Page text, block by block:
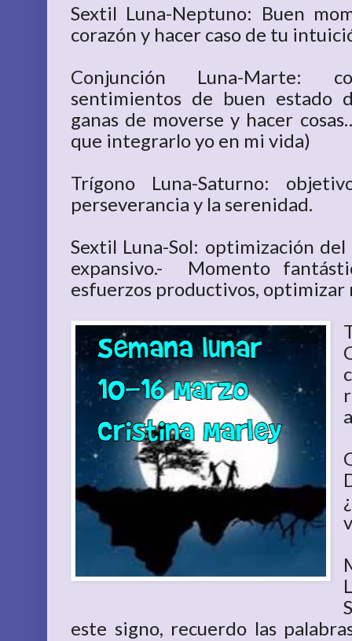
Sextil Luna-Neptuno: Buen
corazón y hacer caso de tu
Conjunción Luna-Marte:
sentimientos de buen estado
ganas de moverse y hacer
que integrarlo yo en mi vida)
Trígono Luna-Saturno:
perseverancia y la serenidad.
Sextil Luna-Sol: optimización
expansivo.- Momento
esfuerzos productivos, optimizar
este signo, recuerdo las